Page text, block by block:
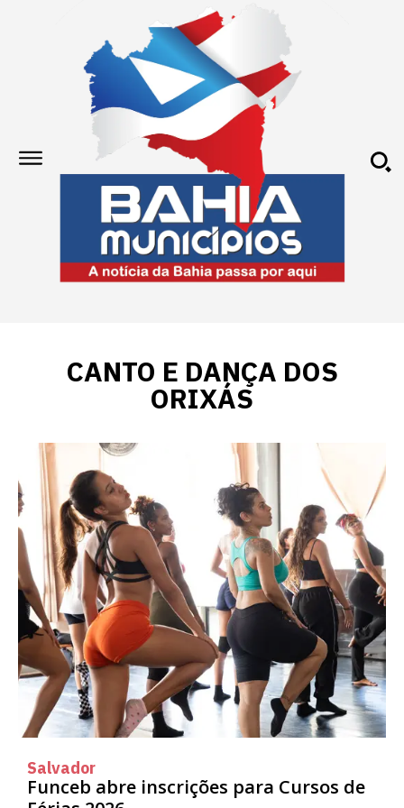
CANTO E DANÇA DOS
ORIXÁS
Salvador
Funceb abre inscrições para Cursos de